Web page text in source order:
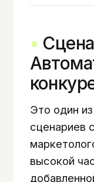
Это один
сценариев
высокой